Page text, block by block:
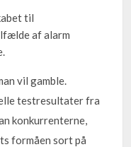
til
af alarm
vil gamble.
testresultater fra
konkurrenterne,
formåen sort på